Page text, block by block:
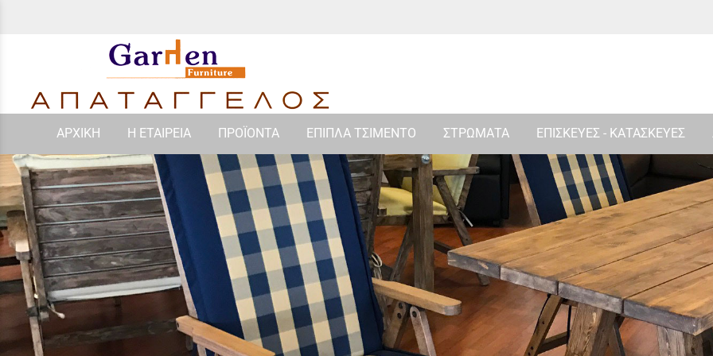
ΑΡΧΙΚΗ Η ΕΤΑΙΡΕΙΑ ΠΡΟΪΟΝΤΑ ΕΠΙΠΛΑ ΤΣΙΜΕΝΤΟ ΣΤΡΩΜΑΤΑ ΕΠΙΣΚΕΥΕΣ - ΚΑΤΑΣΚΕΥΕΣ